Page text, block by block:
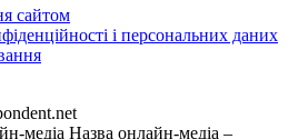
сайтом
і персональних даних
медіа Назва онлайн-медіа –